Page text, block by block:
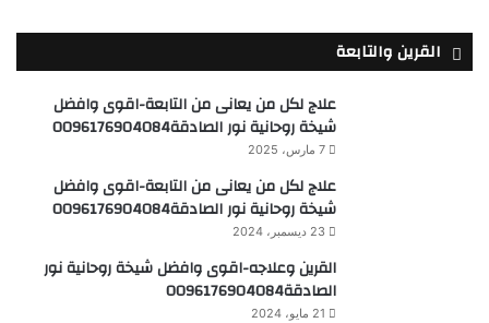
القرين والتابعة
علاج لكل من يعانى من التابعة-اقوى وافضل
شيخة روحانية نور الصادقة0096176904084
7 مارس، 2025
علاج لكل من يعانى من التابعة-اقوى وافضل
شيخة روحانية نور الصادقة0096176904084
23 ديسمبر، 2024
القرين وعلاجه-اقوى وافضل شيخة روحانية نور
الصادقة0096176904084
21 مايو، 2024